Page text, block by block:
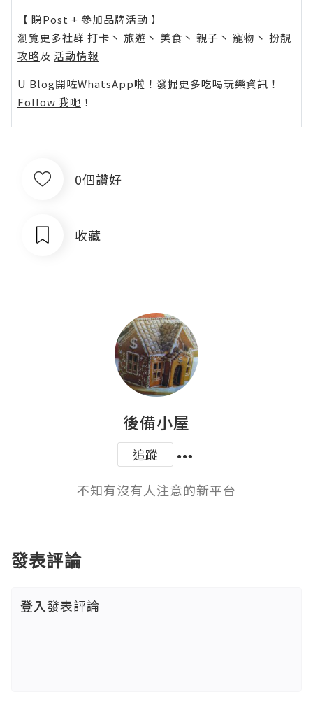
【 睇Post + 參加品牌活動 】
瀏覽更多社群 打卡 丶 旅遊 丶 美食 丶 親子 丶 寵物 丶 扮靚
攻略及 活動情報
U Blog開咗WhatsApp啦！發掘更多吃喝玩樂資訊！
Follow 我哋 ！
0個讚好
收藏
後備小屋
追蹤
不知有沒有人注意的新平台
發表評論
登入發表評論